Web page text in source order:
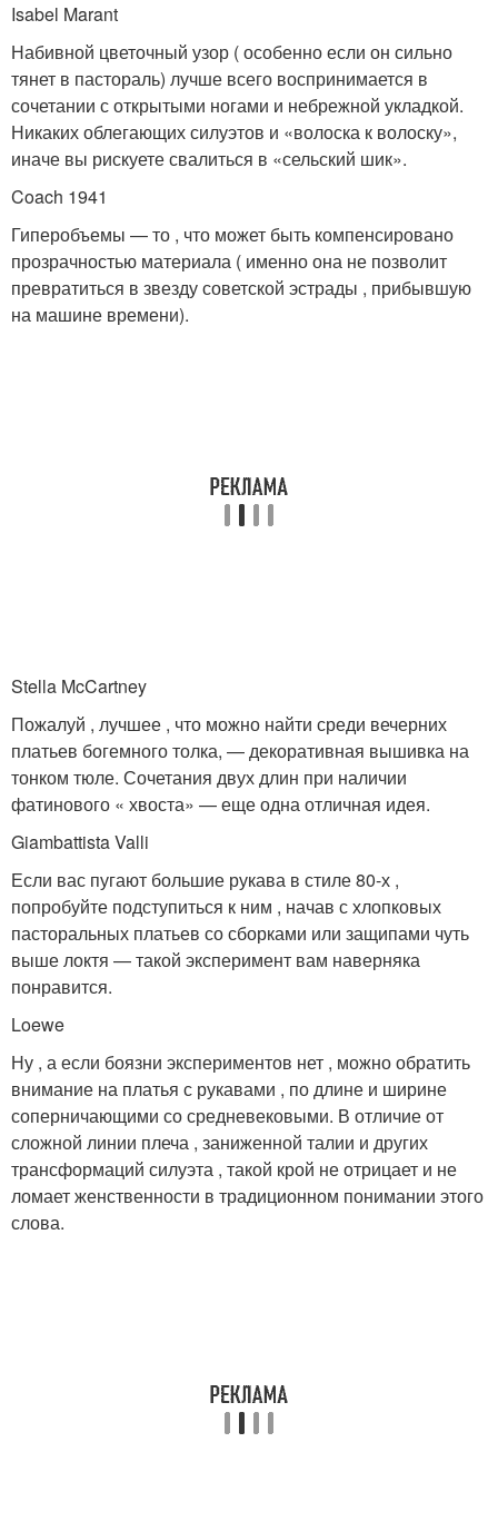
Isabel Marant
Набивной цветочный узор ( особенно если он сильно
тянет в пастораль) лучше всего воспринимается в
сочетании с открытыми ногами и небрежной укладкой.
Никаких облегающих силуэтов и «волоска к волоску»,
иначе вы рискуете свалиться в «сельский шик».
Coach 1941
Гиперобъемы — то , что может быть компенсировано
прозрачностью материала ( именно она не позволит
превратиться в звезду советской эстрады , прибывшую
на машине времени).
Stella McCartney
Пожалуй , лучшее , что можно найти среди вечерних
платьев богемного толка, — декоративная вышивка на
тонком тюле. Сочетания двух длин при наличии
фатинового « хвоста» — еще одна отличная идея.
Giambattista Valli
Если вас пугают большие рукава в стиле 80-х ,
попробуйте подступиться к ним , начав с хлопковых
пасторальных платьев со сборками или защипами чуть
выше локтя — такой эксперимент вам наверняка
понравится.
Loewe
Ну , а если боязни экспериментов нет , можно обратить
внимание на платья с рукавами , по длине и ширине
соперничающими со средневековыми. В отличие от
сложной линии плеча , заниженной талии и других
трансформаций силуэта , такой крой не отрицает и не
ломает женственности в традиционном понимании этого
слова.